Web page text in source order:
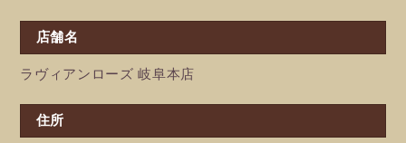
店舗名
ラヴィアンローズ 岐阜本店
住所